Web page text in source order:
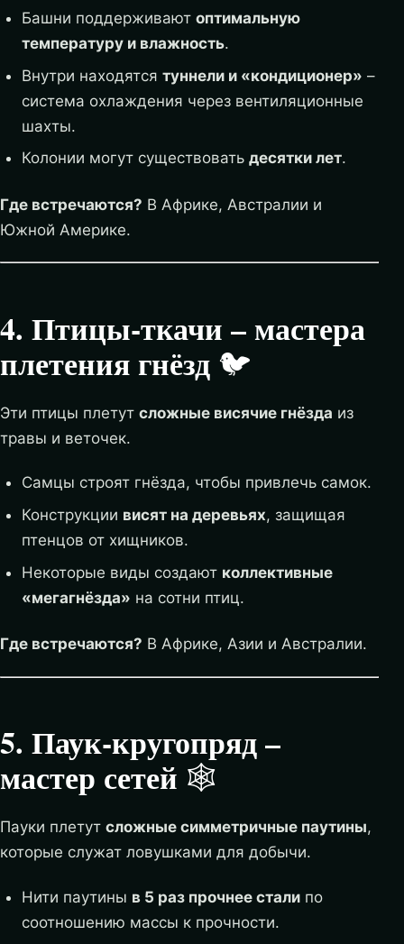
Башни поддерживают оптимальную
температуру и влажность.
Внутри находятся туннели и «кондиционер» –
система охлаждения через вентиляционные
шахты.
Колонии могут существовать десятки лет.
Где встречаются? В Африке, Австралии и
Южной Америке.
4. Птицы-ткачи – мастера
плетения гнёзд 🐦
Эти птицы плетут сложные висячие гнёзда из
травы и веточек.
Самцы строят гнёзда, чтобы привлечь самок.
Конструкции висят на деревьях, защищая
птенцов от хищников.
Некоторые виды создают коллективные
«мегагнёзда» на сотни птиц.
Где встречаются? В Африке, Азии и Австралии.
5. Паук-кругопряд –
мастер сетей 🕸️
Пауки плетут сложные симметричные паутины,
которые служат ловушками для добычи.
Нити паутины в 5 раз прочнее сталипо
соотношению массы к прочности.